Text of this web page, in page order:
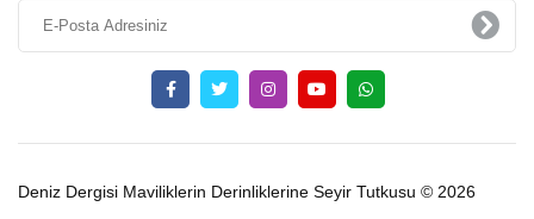
Deniz Dergisi Maviliklerin Derinliklerine Seyir Tutkusu © 2026